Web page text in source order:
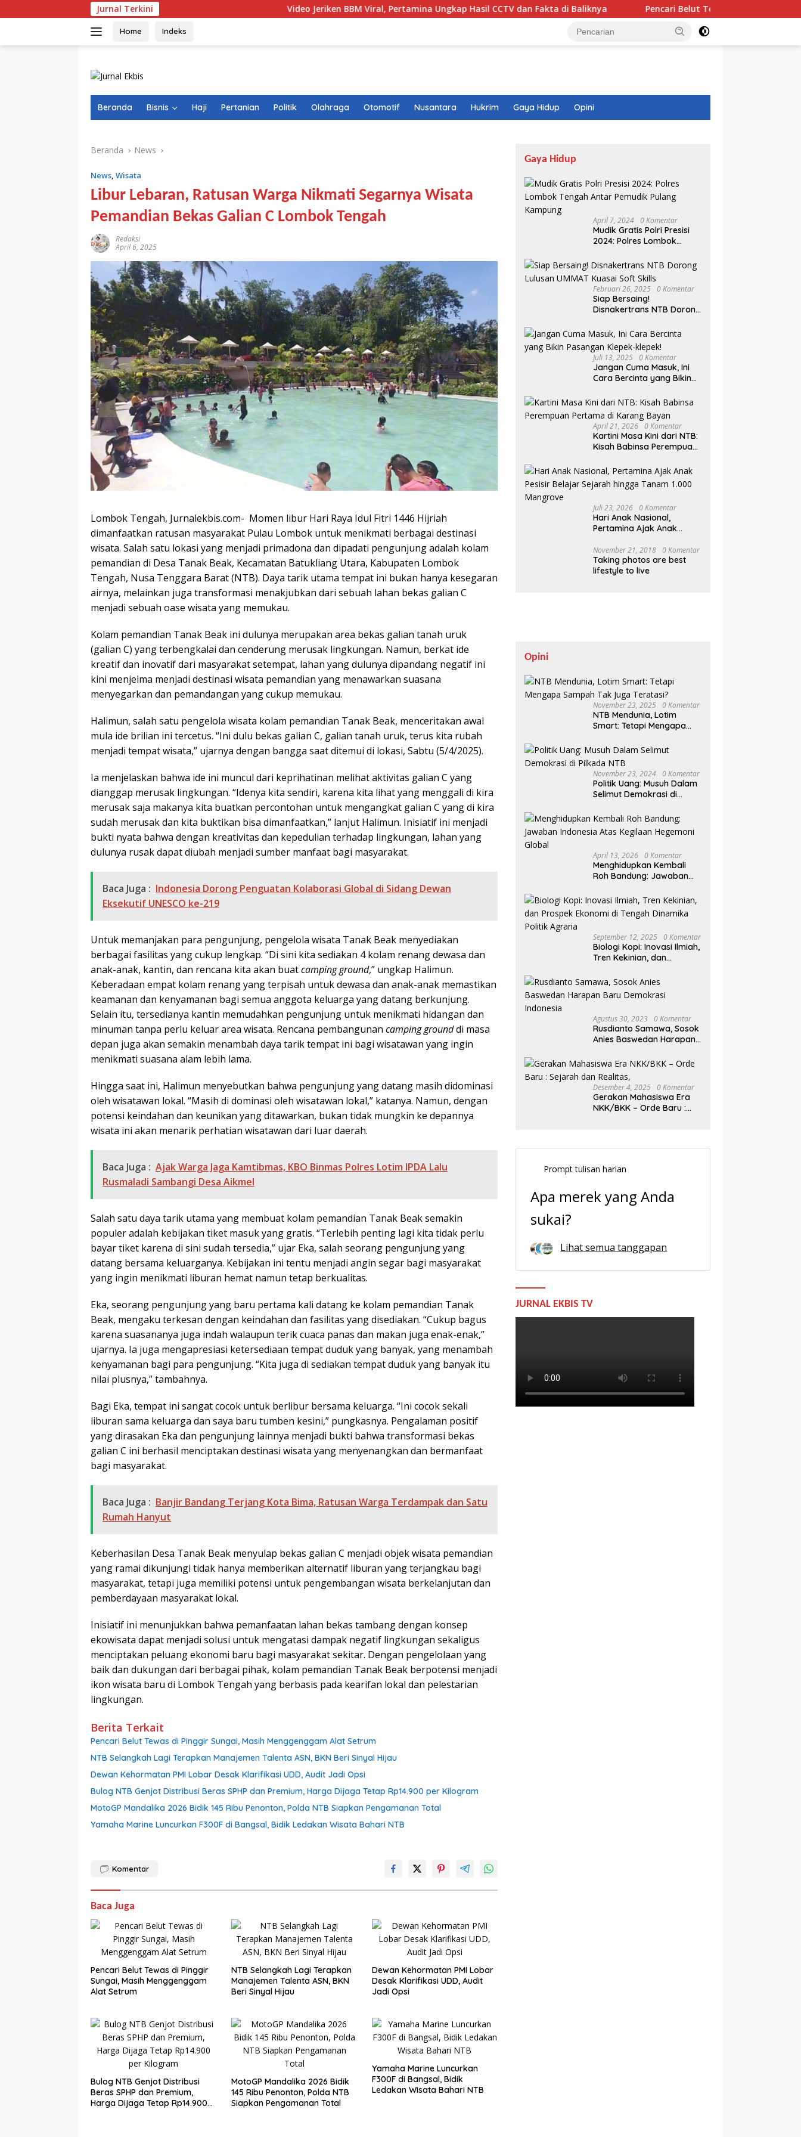
ke
Jurnal Terkini Video Jeriken BBM Viral, Pertamina Ungkap Hasil CCTV dan Fakta di Baliknya Pencari Belut Tewas di Pinggir Sungai, Masih
Home Indeks
Beranda Bisnis Haji Pertanian Politik Olahraga Otomotif Nusantara Hukrim Gaya Hidup Opini
Beranda News
News, Wisata
Libur Lebaran, Ratusan Warga Nikmati Segarnya Wisata
Pemandian Bekas Galian C Lombok Tengah
Redaksi
April 6, 2025
Lombok Tengah, Jurnalekbis.com- Momen libur Hari Raya Idul Fitri 1446 Hijriah
dimanfaatkan ratusan masyarakat Pulau Lombok untuk menikmati berbagai destinasi
wisata. Salah satu lokasi yang menjadi primadona dan dipadati pengunjung adalah kolam
pemandian di Desa Tanak Beak, Kecamatan Batukliang Utara, Kabupaten Lombok
Tengah, Nusa Tenggara Barat (NTB). Daya tarik utama tempat ini bukan hanya kesegaran
airnya, melainkan juga transformasi menakjubkan dari sebuah lahan bekas galian C
menjadi sebuah oase wisata yang memukau.
Kolam pemandian Tanak Beak ini dulunya merupakan area bekas galian tanah uruk
(galian C) yang terbengkalai dan cenderung merusak lingkungan. Namun, berkat ide
kreatif dan inovatif dari masyarakat setempat, lahan yang dulunya dipandang negatif ini
kini menjelma menjadi destinasi wisata pemandian yang menawarkan suasana
menyegarkan dan pemandangan yang cukup memukau.
Halimun, salah satu pengelola wisata kolam pemandian Tanak Beak, menceritakan awal
mula ide brilian ini tercetus. “Ini dulu bekas galian C, galian tanah uruk, terus kita rubah
menjadi tempat wisata,” ujarnya dengan bangga saat ditemui di lokasi, Sabtu (5/4/2025).
Ia menjelaskan bahwa ide ini muncul dari keprihatinan melihat aktivitas galian C yang
dianggap merusak lingkungan. “Idenya kita sendiri, karena kita lihat yang menggali di kira
merusak saja makanya kita buatkan percontohan untuk mengangkat galian C yang di kira
sudah merusak dan kita buktikan bisa dimanfaatkan,” lanjut Halimun. Inisiatif ini menjadi
bukti nyata bahwa dengan kreativitas dan kepedulian terhadap lingkungan, lahan yang
dulunya rusak dapat diubah menjadi sumber manfaat bagi masyarakat.
Baca Juga : Indonesia Dorong Penguatan Kolaborasi Global di Sidang Dewan
Eksekutif UNESCO ke-219
Untuk memanjakan para pengunjung, pengelola wisata Tanak Beak menyediakan
berbagai fasilitas yang cukup lengkap. “Di sini kita sediakan 4 kolam renang dewasa dan
anak-anak, kantin, dan rencana kita akan buatcamping ground,” ungkap Halimun.
Keberadaan empat kolam renang yang terpisah untuk dewasa dan anak-anak memastikan
keamanan dan kenyamanan bagi semua anggota keluarga yang datang berkunjung.
Selain itu, tersedianya kantin memudahkan pengunjung untuk menikmati hidangan dan
minuman tanpa perlu keluar area wisata. Rencana pembangunan camping grounddi masa
depan juga akan semakin menambah daya tarik tempat ini bagi wisatawan yang ingin
menikmati suasana alam lebih lama.
Hingga saat ini, Halimun menyebutkan bahwa pengunjung yang datang masih didominasi
oleh wisatawan lokal. “Masih di dominasi oleh wisatawan lokal,” katanya. Namun, dengan
potensi keindahan dan keunikan yang ditawarkan, bukan tidak mungkin ke depannya
wisata ini akan menarik perhatian wisatawan dari luar daerah.
Baca Juga : Ajak Warga Jaga Kamtibmas, KBO Binmas Polres Lotim IPDA Lalu
Rusmaladi Sambangi Desa Aikmel
Salah satu daya tarik utama yang membuat kolam pemandian Tanak Beak semakin
populer adalah kebijakan tiket masuk yang gratis. “Terlebih penting lagi kita tidak perlu
bayar tiket karena di sini sudah tersedia,” ujar Eka, salah seorang pengunjung yang
datang bersama keluarganya. Kebijakan ini tentu menjadi angin segar bagi masyarakat
yang ingin menikmati liburan hemat namun tetap berkualitas.
Eka, seorang pengunjung yang baru pertama kali datang ke kolam pemandian Tanak
Beak, mengaku terkesan dengan keindahan dan fasilitas yang disediakan. “Cukup bagus
karena suasananya juga indah walaupun terik cuaca panas dan makan juga enak-enak,”
ujarnya. Ia juga mengapresiasi ketersediaan tempat duduk yang banyak, yang menambah
kenyamanan bagi para pengunjung. “Kita juga di sediakan tempat duduk yang banyak itu
nilai plusnya,” tambahnya.
Bagi Eka, tempat ini sangat cocok untuk berlibur bersama keluarga. “Ini cocok sekali
liburan sama keluarga dan saya baru tumben kesini,” pungkasnya. Pengalaman positif
yang dirasakan Eka dan pengunjung lainnya menjadi bukti bahwa transformasi bekas
galian C ini berhasil menciptakan destinasi wisata yang menyenangkan dan bermanfaat
bagi masyarakat.
Baca Juga : Banjir Bandang Terjang Kota Bima, Ratusan Warga Terdampak dan Satu
Rumah Hanyut
Keberhasilan Desa Tanak Beak menyulap bekas galian C menjadi objek wisata pemandian
yang ramai dikunjungi tidak hanya memberikan alternatif liburan yang terjangkau bagi
masyarakat, tetapi juga memiliki potensi untuk pengembangan wisata berkelanjutan dan
pemberdayaan masyarakat lokal.
Inisiatif ini menunjukkan bahwa pemanfaatan lahan bekas tambang dengan konsep
ekowisata dapat menjadi solusi untuk mengatasi dampak negatif lingkungan sekaligus
menciptakan peluang ekonomi baru bagi masyarakat sekitar. Dengan pengelolaan yang
baik dan dukungan dari berbagai pihak, kolam pemandian Tanak Beak berpotensi menjadi
ikon wisata baru di Lombok Tengah yang berbasis pada kearifan lokal dan pelestarian
lingkungan.
Berita Terkait
Pencari Belut Tewas di Pinggir Sungai, Masih Menggenggam Alat Setrum
NTB Selangkah Lagi Terapkan Manajemen Talenta ASN, BKN Beri Sinyal Hijau
Dewan Kehormatan PMI Lobar Desak Klarifikasi UDD, Audit Jadi Opsi
Bulog NTB Genjot Distribusi Beras SPHP dan Premium, Harga Dijaga Tetap Rp14.900 per Kilogram
MotoGP Mandalika 2026 Bidik 145 Ribu Penonton, Polda NTB Siapkan Pengamanan Total
Yamaha Marine Luncurkan F300F di Bangsal, Bidik Ledakan Wisata Bahari NTB
Komentar
Baca Juga
Pencari Belut Tewas di Pinggir
Sungai, Masih Menggenggam
Alat Setrum
NTB Selangkah Lagi Terapkan
Manajemen Talenta ASN, BKN
Beri Sinyal Hijau
Dewan Kehormatan PMI Lobar
Desak Klarifikasi UDD, Audit
Jadi Opsi
Bulog NTB Genjot Distribusi
Beras SPHP dan Premium,
Harga Dijaga Tetap Rp14.900
MotoGP Mandalika 2026 Bidik
145 Ribu Penonton, Polda NTB
Siapkan Pengamanan Total
Yamaha Marine Luncurkan
F300F di Bangsal, Bidik
Ledakan Wisata Bahari NTB
Gaya Hidup
April 7, 2024 0 Komentar
Mudik Gratis Polri Presisi
2024: Polres Lombok
Pulang Kampung
Februari 26, 2025 0 Komentar
Siap Bersaing!
Disnakertrans NTB Dorong
Soft Skills
Juli 13, 2025 0 Komentar
Jangan Cuma Masuk, Ini
Cara Bercinta yang Bikin
April 21, 2026 0 Komentar
Kartini Masa Kini dari NTB:
Kisah Babinsa Perempuan
Juli 23, 2026 0 Komentar
Hari Anak Nasional,
Pertamina Ajak Anak
hingga Tanam 1.000
Mangrove
November 21, 2018 0 Komentar
Taking photos are best
lifestyle to live
Opini
November 23, 2025 0 Komentar
NTB Mendunia, Lotim
Smart: Tetapi Mengapa
Teratasi?
November 23, 2024 0 Komentar
Politik Uang: Musuh Dalam
Selimut Demokrasi di
April 13, 2026 0 Komentar
Menghidupkan Kembali
Roh Bandung: Jawaban
Hegemoni Global
September 12, 2025 0 Komentar
Biologi Kopi: Inovasi Ilmiah,
Tren Kekinian, dan
Tengah Dinamika Politik
Agraria
Agustus 30, 2023 0 Komentar
Rusdianto Samawa, Sosok
Anies Baswedan Harapan
Desember 4, 2025 0 Komentar
Gerakan Mahasiswa Era
NKK/BKK – Orde Baru :
Prompt tulisan harian
Apa merek yang Anda
sukai?
Lihat semua tanggapan
JURNAL EKBIS TV